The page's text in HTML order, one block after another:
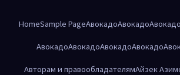
HomeSample PageАвокадоАвокадоАвокадо
АвокадоАвокадоАвокадоАвокадо
Авторам и правообладателямАйзек